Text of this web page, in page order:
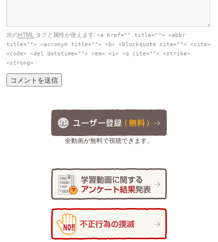
次のHTML タグと属性が使えます:<a href="" title=""> <abbr
title=""> <acronym title=""> <b> <blockquote cite=""> <cite>
<code> <del datetime=""> <em> <i> <q cite=""> <strike>
<strong>
全動画が無料で視聴できます。